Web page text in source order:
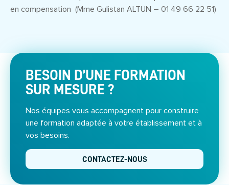
en compensation (Mme Gulistan ALTUN – 01 49 66 22 51)
BESOIN D’UNE FORMATION
SUR MESURE ?
Nos équipes vous accompagnent pour construire
une formation adaptée à votre établissement et à
vos besoins.
CONTACTEZ-NOUS